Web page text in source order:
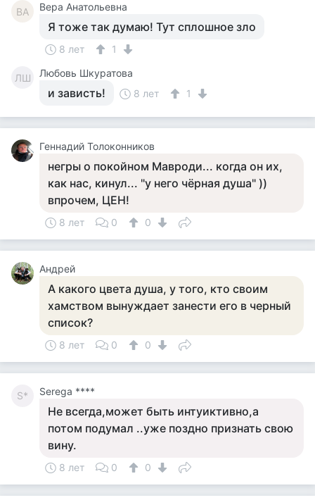
ВА Вера Анатольевна
Я тоже так думаю! Тут сплошное зло
8 лет 1
ЛШ Любовь Шкуратова
и зависть! 8 лет 1
Геннадий Толоконников
негры о покойном Мавроди... когда он их,
как нас, кинул... "у него чёрная душа" ))
впрочем, ЦЕН!
8 лет 0 0
Андрей
А какого цвета душа, у того, кто своим
хамством вынуждает занести его в черный
список?
8 лет 0 0
S* Serega ****
Не всегда,может быть интуиктивно,а
потом подумал ..уже поздно признать свою
вину.
8 лет 0 0